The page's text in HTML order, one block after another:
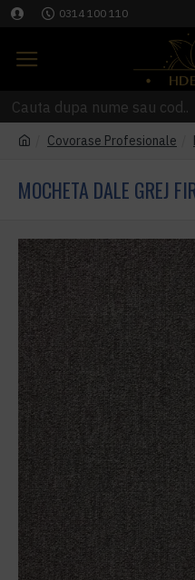
0314 100 110
Covorase Profesionale
MOCHETA DALE GREJ